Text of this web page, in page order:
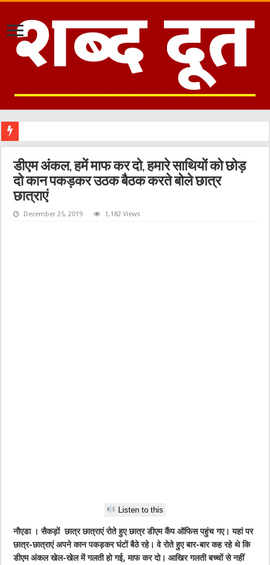
डीएम अंकल, हमें माफ कर दो, हमारे साथियों को छोड़
दो कान पकड़कर उठक बैठक करते बोले छात्र
छात्राएं
December 25, 2019 1,182 Views
Listen to this
नौएडा । सैकड़ों छात्र छात्राएं रोते हुए छात्र डीएम कैंप ऑफिस पहुंच गए। यहां पर
छात्र-छात्राएं अपने कान पकड़कर घंटों बैठे रहे। वे रोते हुए बार-बार कह रहे थे कि
डीएम अंकल खेल-खेल में गलती हो गई, माफ कर दो। आखिर गलती बच्चों से नहीं